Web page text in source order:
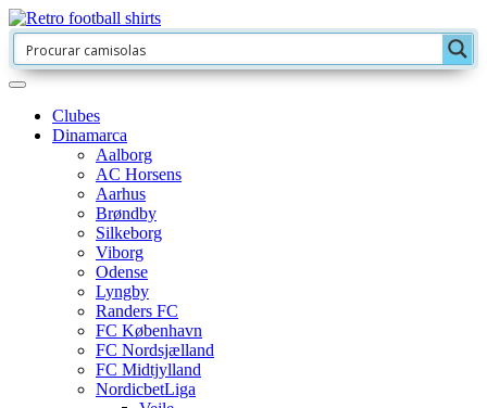
Clubes
Dinamarca
Aalborg
AC Horsens
Aarhus
Brøndby
Silkeborg
Viborg
Odense
Lyngby
Randers FC
FC København
FC Nordsjælland
FC Midtjylland
NordicbetLiga